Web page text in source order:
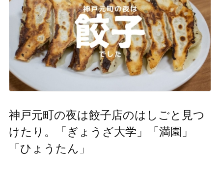
神戸元町の夜は餃子店のはしごと見つ
けたり。「ぎょうざ大学」「満園」
「ひょうたん」